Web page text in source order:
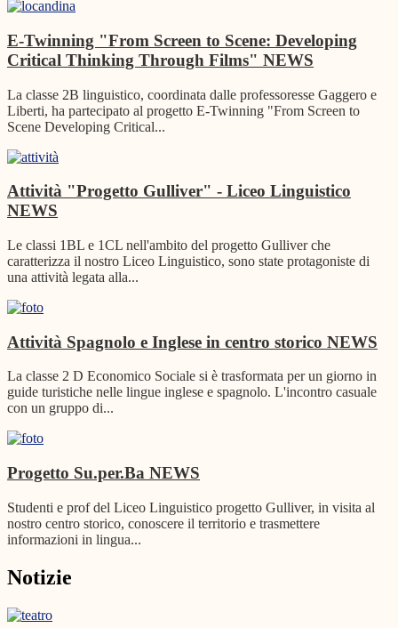
E-Twinning "From Screen to Scene: Developing
Critical Thinking Through Films" NEWS
La classe 2B linguistico, coordinata dalle professoresse Gaggero e
Liberti, ha partecipato al progetto E-Twinning "From Screen to
Scene Developing Critical...
Attività "Progetto Gulliver" - Liceo Linguistico
NEWS
Le classi 1BL e 1CL nell'ambito del progetto Gulliver che
caratterizza il nostro Liceo Linguistico, sono state protagoniste di
una attività legata alla...
Attività Spagnolo e Inglese in centro storico NEWS
La classe 2 D Economico Sociale si è trasformata per un giorno in
guide turistiche nelle lingue inglese e spagnolo. L'incontro casuale
con un gruppo di...
Progetto Su.per.Ba NEWS
Studenti e prof del Liceo Linguistico progetto Gulliver, in visita al
nostro centro storico, conoscere il territorio e trasmettere
informazioni in lingua...
Notizie